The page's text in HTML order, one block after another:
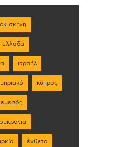
σκηνη
ελλάδα
ισραήλ
κύπρος
ουκρανία
ένθετα